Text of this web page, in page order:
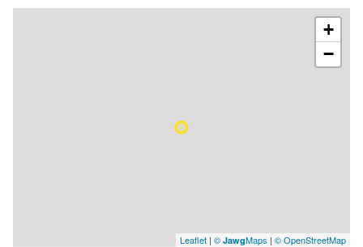
+
−
Leaflet | © JawgMaps | © OpenStreetMap